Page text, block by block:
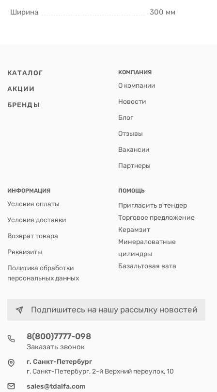
Ширина 300 мм
КАТАЛОГ
АКЦИИ
БРЕНДЫ
КОМПАНИЯ
О компании
Новости
Блог
Отзывы
Вакансии
Партнеры
ИНФОРМАЦИЯ
Условия оплаты
Условия доставки
Возврат товара
Реквизиты
Политика обработки
персональных данных
ПОМОЩЬ
Пригласить в тендер
Торговое предложение
Керамзит
Минераловатные
цилиндры
Базальтовая вата
Подпишитесь на нашу рассылку новостей
8(800)7777-098
Заказать звонок
г. Санкт-Петербург
г. Санкт-Петербург, 2-й Верхний переулок, 10
sales@tdalfa.com